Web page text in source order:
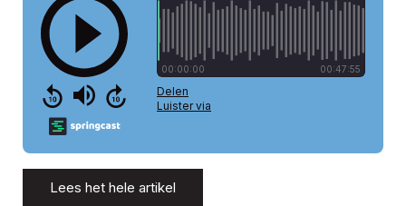
Lees het hele artikel